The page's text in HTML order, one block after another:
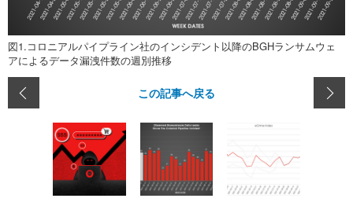
図1.コロニアルパイプライン社のインシデント以降のBGHランサムウェ
アによるデータ漏洩件数の週別推移
この記事へ戻る